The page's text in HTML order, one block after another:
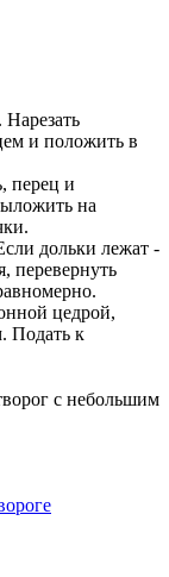
и положить в
перец и
на
дольки лежат -
перевернуть
цедрой,
Подать к
с небольшим